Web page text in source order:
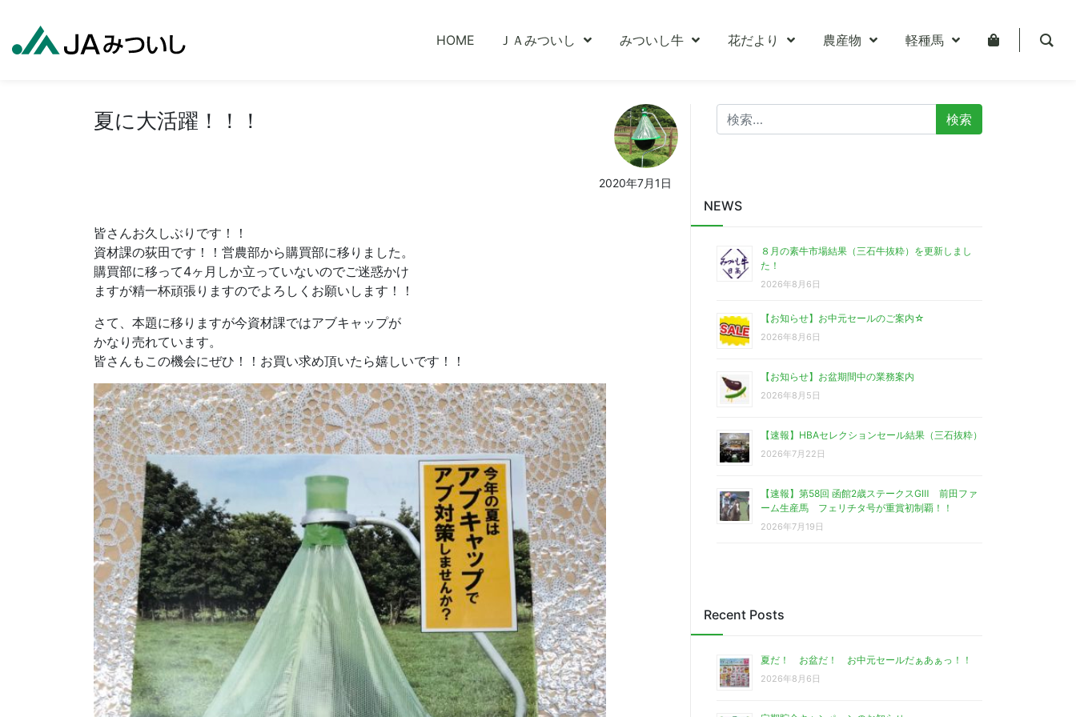
HOME ＪＡみついし みついし牛 花だより 農産物 軽種馬
夏に大活躍！！！
2020年7月1日
皆さんお久しぶりです！！
資材課の荻田です！！営農部から購買部に移りました。
購買部に移って4ヶ月しか立っていないのでご迷惑かけ
ますが精一杯頑張りますのでよろしくお願いします！！
さて、本題に移りますが今資材課ではアブキャップが
かなり売れています。
皆さんもこの機会にぜひ！！お買い求め頂いたら嬉しいです！！
検
索:
NEWS
８月の素牛市場結果（三石牛抜粋）を更新しまし
た！
2026年8月6日
【お知らせ】お中元セールのご案内☆
2026年8月6日
【お知らせ】お盆期間中の業務案内
2026年8月5日
【速報】HBAセレクションセール結果（三石抜粋）
2026年7月22日
【速報】第58回 函館2歳ステークスGⅢ 前田ファ
ーム生産馬 フェリチタ号が重賞初制覇！！
2026年7月19日
Recent Posts
夏だ！ お盆だ！ お中元セールだぁあぁっ！！
2026年8月6日